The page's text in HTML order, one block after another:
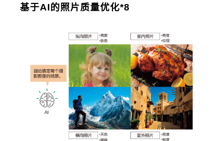
基于AI的照片质量优化*8